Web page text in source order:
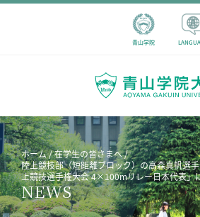
青山学院
ホーム
在学生の皆さまへ
陸上競技部（短距離ブロック）の高森真帆選
上競技選手権大会 4×100mリレー日本代表」
NEWS